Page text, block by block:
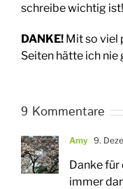
schreibe wichtig ist!
DANKE! Mit so viel
Seiten hätte ich nie
9 Kommentare
Amy 9.
Danke für
immer